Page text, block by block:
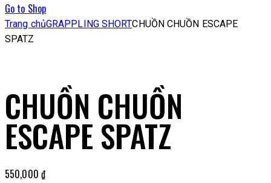
Go to Shop
Trang chủGRAPPLING SHORTCHUỒN CHUỒN ESCAPE
SPATZ
CHUỒN CHUỒN
ESCAPE SPATZ
550,000 ₫